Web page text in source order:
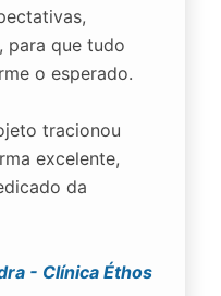
para que tudo
o esperado.
tracionou
excelente,
da
- Clínica Éthos